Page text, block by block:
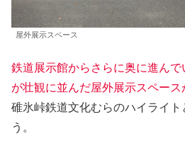
屋外展示スペース
鉄道展示館からさらに奥に進ん
が壮観に並んだ屋外展示スペース
碓氷峠鉄道文化むらのハイライト
う。